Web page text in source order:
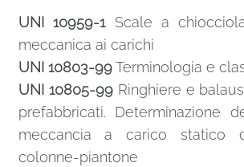
UNI 10959-1Scale a
meccanica ai carichi
UNI 10803-99Terminologia e
UNI 10805-99Ringhiere e
prefabbricati. Determinazione
meccancia a carico statico
colonne-piantone